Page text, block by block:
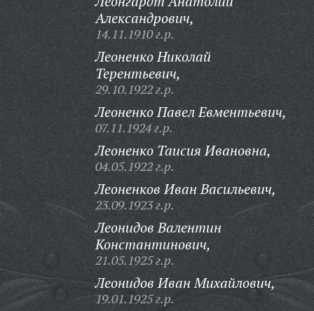
Александрович,
14.11.1910 г.р.
Леоненко Николай
Терентьевич,
29.10.1922 г.р.
Леоненко Павел Евментьевич,
07.11.1924 г.р.
Леоненко Таисия Ивановна,
04.05.1922 г.р.
Леоненков Иван Васильевич,
23.09.1923 г.р.
Леонидов Валентин
Константинович,
21.05.1925 г.р.
Леонидов Иван Михайлович,
19.01.1925 г.р.